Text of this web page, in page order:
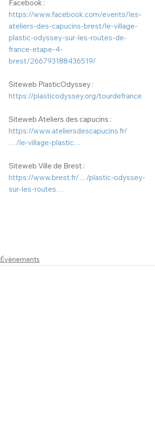
Facebook :
https://www.facebook.com/events/les-
ateliers-des-capucins-brest/le-village-
plastic-odyssey-sur-les-routes-de-
france-etape-4-
brest/266793188436519/
Siteweb PlasticOdyssey :
https://plasticodyssey.org/tourdefrance
Siteweb Ateliers des capucins :
https://www.ateliersdescapucins.fr/
…/le-village-plastic…
Siteweb Ville de Brest :
https://www.brest.fr/…/plastic-odyssey-
sur-les-routes…
Évènements